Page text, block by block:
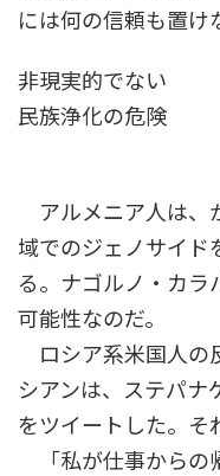
には何の信頼も置け
非現実的でない
民族浄化の危険
アルメニア人は、
域でのジェノサイド
る。ナゴルノ・カラ
可能性なのだ。
ロシア系米国人の
シアンは、ステパナ
をツイートした。そ
「私が仕事からの